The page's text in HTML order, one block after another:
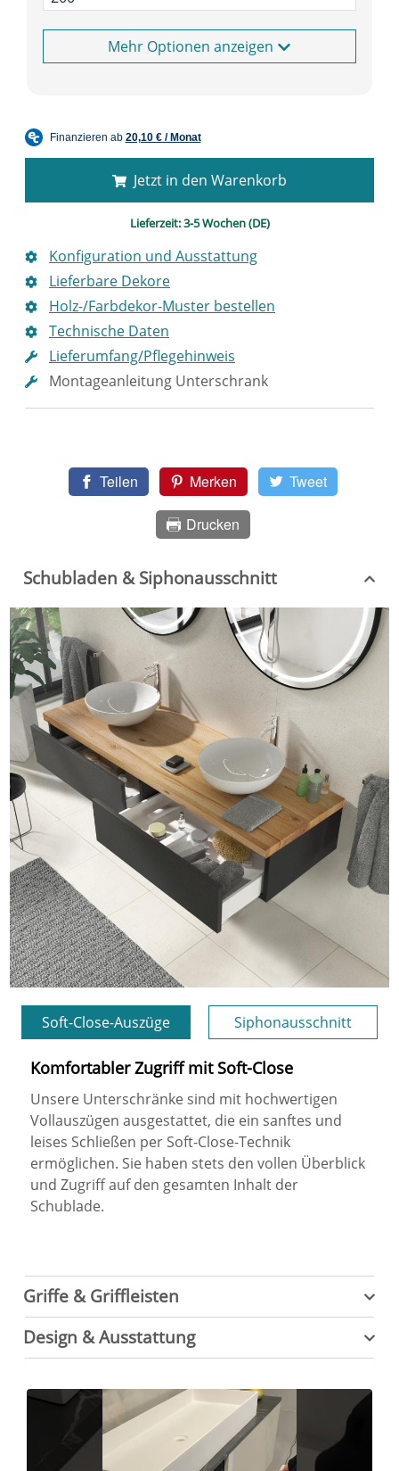
Schubladen & Siphonausschnitt
Soft-Close-Auszüge Siphonausschnitt
Komfortabler Zugriff mit Soft-Close
Unsere Unterschränke sind mit hochwertigen
Vollauszügen ausgestattet, die ein sanftes und
leises Schließen per Soft-Close-Technik
ermöglichen. Sie haben stets den vollen Überblick
und Zugriff auf den gesamten Inhalt der
Schublade.
Griffe & Griffleisten
Design & Ausstattung
Optionen anzeigen
Jetzt in den Warenkorb
Lieferzeit:3-5 Wochen (DE)
Konfiguration und Ausstattung
Lieferbare Dekore
Holz-/Farbdekor-Muster bestellen
Technische Daten
Lieferumfang/Pflegehinweis
Montageanleitung Unterschrank
Teilen Merken Tweet
Drucken